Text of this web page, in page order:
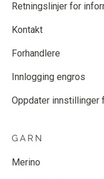
Retningslinjer for
Kontakt
Forhandlere
Innlogging engros
Oppdater innstillinger
GARN
Merino